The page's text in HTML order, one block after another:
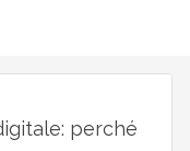
perché